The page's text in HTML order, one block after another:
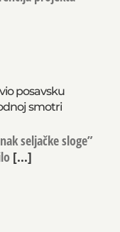
posavsku
smotri
seljačke sloge”
[...]